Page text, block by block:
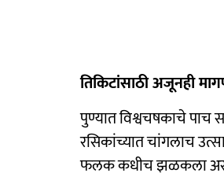
तिकिटांसाठी अजूनही
पुण्यात विश्वचषकाचे पाच
रसिकांच्यात चांगलाच
फलक कधीच झळकला